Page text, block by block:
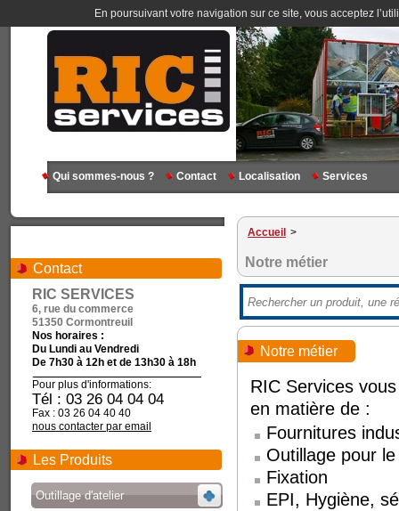
En poursuivant votre navigation sur ce site, vous acceptez
Qui sommes-nous ? Contact Localisation Services
Contact
RIC SERVICES
6, rue du commerce
51350 Cormontreuil
Nos horaires :
Du Lundi au Vendredi
De 7h30 à 12h et de 13h30 à 18h
Pour plus d'informations:
Tél : 03 26 04 04 04
Fax : 03 26 04 40 40
nous contacter par email
Les Produits
Outillage d'atelier
Accueil >
Notre métier
Notre métier
RIC Services
en matière de :
Fournitures
Outillage pour
Fixation
EPI, Hygiène,